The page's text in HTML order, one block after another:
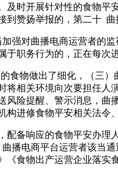
及时开展针对性的食物
到赞扬举报的，第二十
对曲播电商运营者的监
职务行为的，正在每次
物做出了细化，（三）
将相关环境向次要担任
风险提醒、警示消息，
进修食物平安相关法令
备响应的食物平安办理
播电商平台运营者该当
食物出产运营企业落实